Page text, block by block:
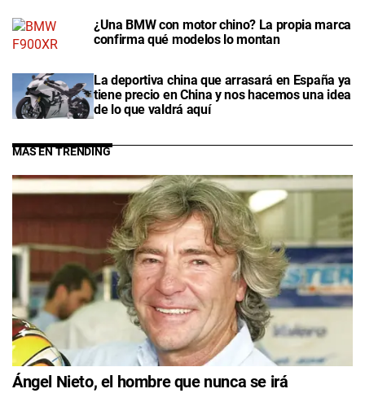
¿Una BMW con motor chino? La propia marca
confirma qué modelos lo montan
La deportiva china que arrasará en España ya
tiene precio en China y nos hacemos una idea
de lo que valdrá aquí
MÁS EN TRENDING
Ángel Nieto, el hombre que nunca se irá